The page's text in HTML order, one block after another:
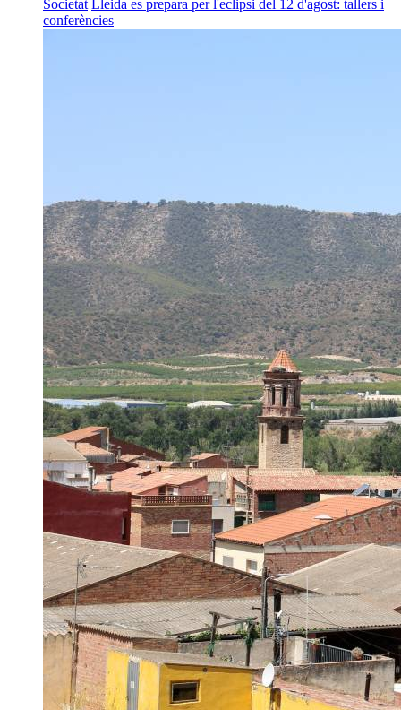
Societat
Lleida es prepara per l'eclipsi del 12 d'agost: tallers i
conferències